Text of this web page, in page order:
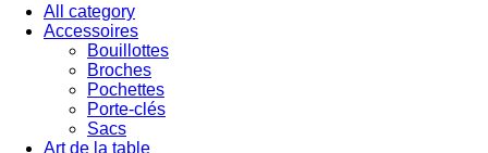
All category
Accessoires
Bouillottes
Broches
Pochettes
Porte-clés
Sacs
Art de la table